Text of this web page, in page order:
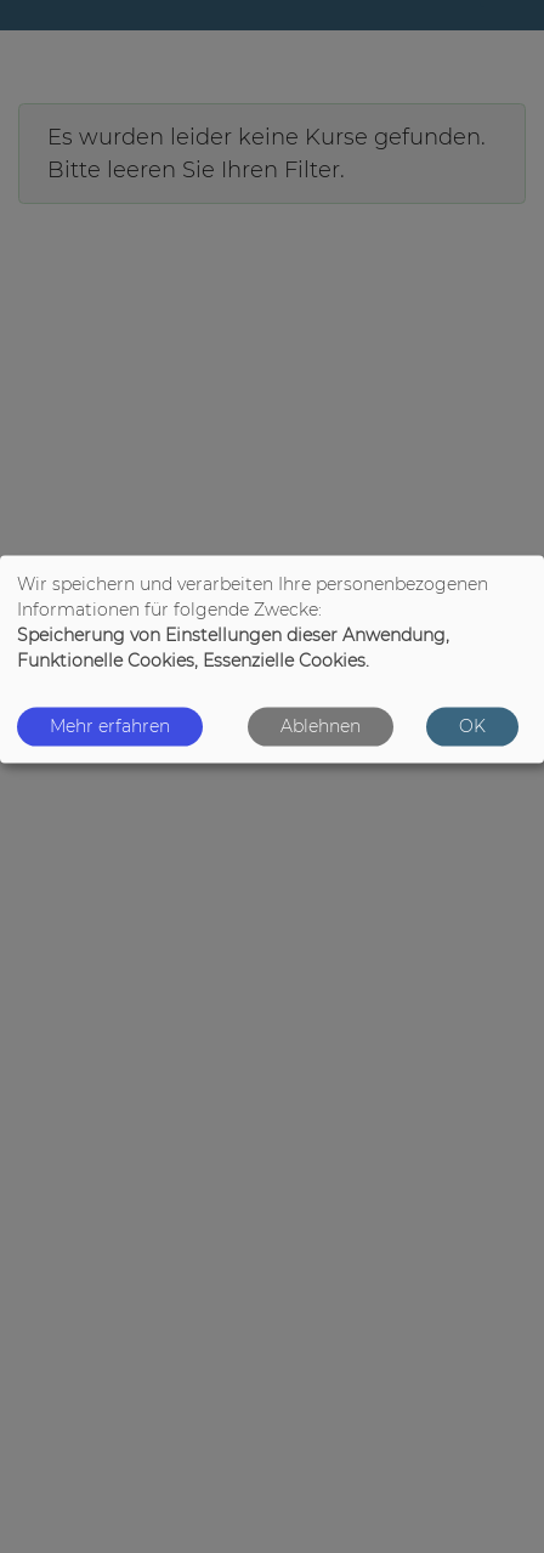
Es wurden leider keine Kurse gefunden.
Bitte leeren Sie Ihren Filter.
Wir speichern und verarbeiten Ihre personenbezogenen
Informationen für folgende Zwecke:
Speicherung von Einstellungen dieser Anwendung,
Funktionelle Cookies, Essenzielle Cookies.
Mehr erfahren Ablehnen OK